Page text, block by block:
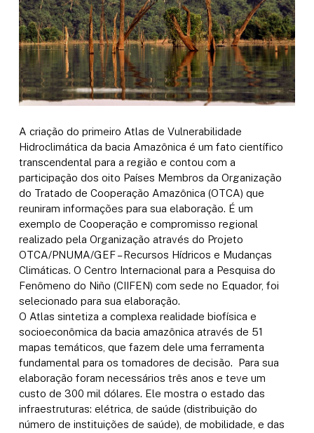
A criação do primeiro Atlas de Vulnerabilidade
Hidroclimática da bacia Amazônica é um fato científico
transcendental para a região e contou com a
participação dos oito Países Membros da Organização
do Tratado de Cooperação Amazônica (OTCA) que
reuniram informações para sua elaboração. É um
exemplo de Cooperação e compromisso regional
realizado pela Organização através do Projeto
OTCA/PNUMA/GEF – Recursos Hídricos e Mudanças
Climáticas. O Centro Internacional para a Pesquisa do
Fenômeno do Niño (CIIFEN) com sede no Equador, foi
selecionado para sua elaboração.
O Atlas sintetiza a complexa realidade biofísica e
socioeconômica da bacia amazônica através de 51
mapas temáticos, que fazem dele uma ferramenta
fundamental para os tomadores de decisão. Para sua
elaboração foram necessários três anos e teve um
custo de 300 mil dólares. Ele mostra o estado das
infraestruturas: elétrica, de saúde (distribuição do
número de instituições de saúde), de mobilidade, e das